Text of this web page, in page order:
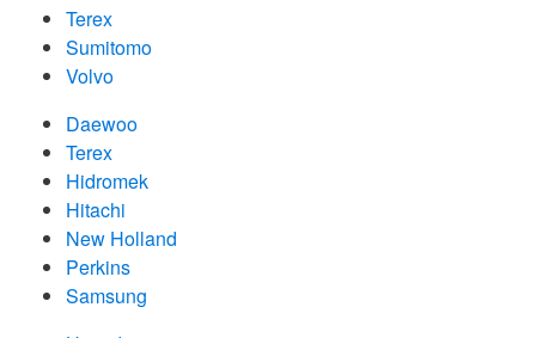
Terex
Sumitomo
Volvo
Daewoo
Terex
Hidromek
Hitachi
New Holland
Perkins
Samsung